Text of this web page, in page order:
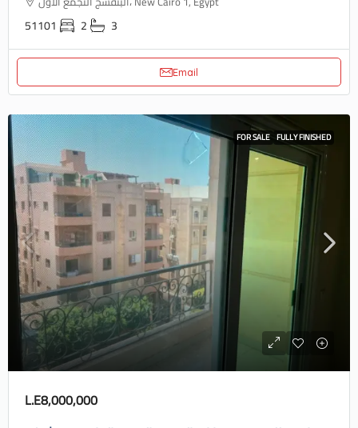
51101 2 3
Email
FOR SALE FULLY FINISHED
L.E8,000,000